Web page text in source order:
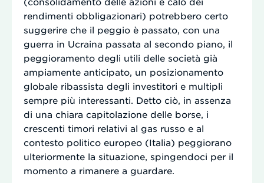
rendimenti obbligazionari) potrebbero certo
suggerire che il peggio è passato, con una
guerra in Ucraina passata al secondo piano, il
peggioramento degli utili delle società già
ampiamente anticipato, un posizionamento
globale ribassista degli investitori e multipli
sempre più interessanti. Detto ciò, in assenza
di una chiara capitolazione delle borse, i
crescenti timori relativi al gas russo e al
contesto politico europeo (Italia) peggiorano
ulteriormente la situazione, spingendoci per il
momento a rimanere a guardare.